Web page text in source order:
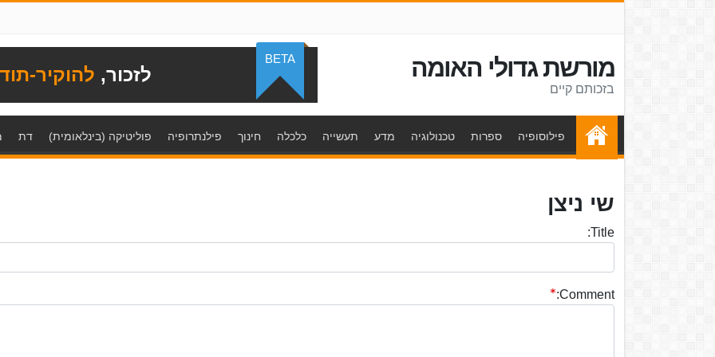
מורשת גדולי האומה
בזכותם קיים
לזכור, להוקיר-
BETA
פילוסופיה ספרות טכנולוגיה מדע תעשייה כלכלה חינוך פילנתרופיה פוליטיקה (בינלאומית) דת
שי ניצן
Title:
Comment: